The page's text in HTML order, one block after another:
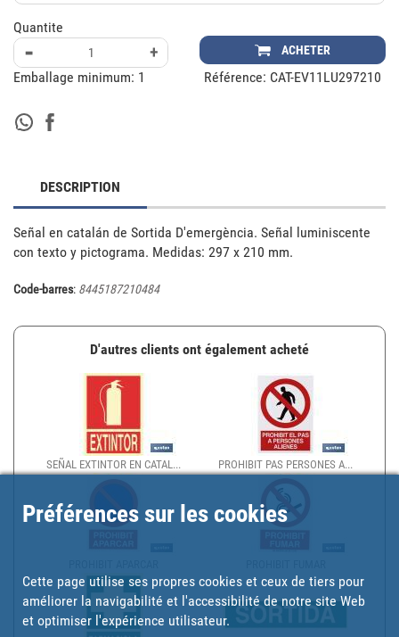
Quantite
- + ACHETER
Emballage minimum: 1 Référence: CAT-EV11LU297210
DESCRIPTION
Señal en catalán de Sortida D'emergència. Señal luminiscente
con texto y pictograma. Medidas: 297 x 210 mm.
Code-barres: 8445187210484
D'autres clients ont également acheté
SEÑAL EXTINTOR EN CATAL... PROHIBIT PAS PERSONES A...
Préférences sur les cookies
Cette page utilise ses propres cookies et ceux de tiers pour
améliorer la navigabilité et l'accessibilité de notre site Web
et optimiser l'expérience utilisateur.